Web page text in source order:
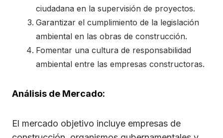
ciudadana en la supervisión de proyectos.
Garantizar el cumplimiento de la legislación
ambiental en las obras de construcción.
Fomentar una cultura de responsabilidad
ambiental entre las empresas constructoras.
Análisis de Mercado:
El mercado objetivo incluye empresas de